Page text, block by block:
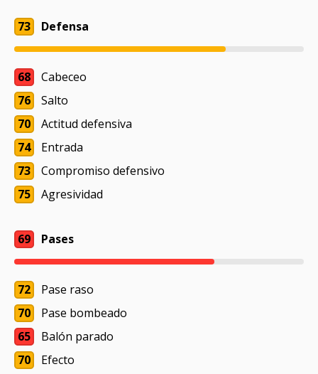
73 Defensa
68
Cabeceo
76
Salto
70
Actitud defensiva
74
Entrada
73
Compromiso defensivo
75
Agresividad
69 Pases
72
Pase raso
70
Pase bombeado
65
Balón parado
70
Efecto